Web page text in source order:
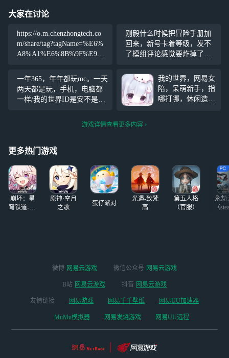
大家在讨论
https://o.m.chenzhongtech.co
m/share/tag?tagName=%E6%
A8%A1%E6%8B%9F%E9%
alse&fid=
刚毅什么时候把冒险手册加
回来，新号卡着等级，发不
了模组评论感觉要炸掉了，
册的开发者账号，我甚至不
能给自己的组建评论，那不
就等于没号吗？
一年365，年年都玩mc。一天
两天都是玩，手机，电脑都
一样/我的世界ID是安不是环
哥。就看你们加不加了？
我的世界，网易女
陪，呆萌新手，指
哪打哪，休闲造
元 ·可存单·可预约
·多点多优惠喵·
（活跃时
游戏详情查看更多内容
更多热门游戏
崩坏：星
穹铁道-4.4
原神·空月
之歌
蛋仔派对
光遇-致梵
高
第五人格
（官服）
永劫
（
微博 网易云游戏 微信公众号 网易云游戏
B站 网易云游戏 抖音 网易云游戏
友情链接 网易游戏 网易千千壁纸 网易UU加速器
MuMu模拟器 网易发烧游戏 网易UU远程